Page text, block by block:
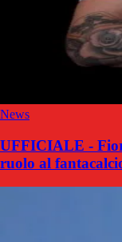
News
UFFICIALE -
ruolo al